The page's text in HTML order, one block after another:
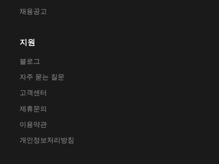
채용공고
지원
블로그
자주 묻는 질문
고객센터
제휴문의
이용약관
개인정보처리방침